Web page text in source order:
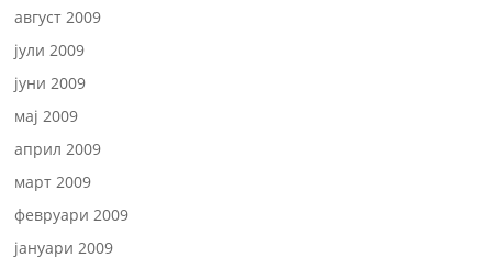
август 2009
јули 2009
јуни 2009
мај 2009
април 2009
март 2009
февруари 2009
јануари 2009